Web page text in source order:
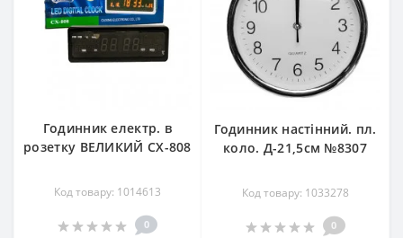
Годинник електр. в
розетку ВЕЛИКИЙ CХ-808
Код товару: 1014613
0
Годинник настінний. пл.
коло. Д-21,5см №8307
Код товару: 1033278
0